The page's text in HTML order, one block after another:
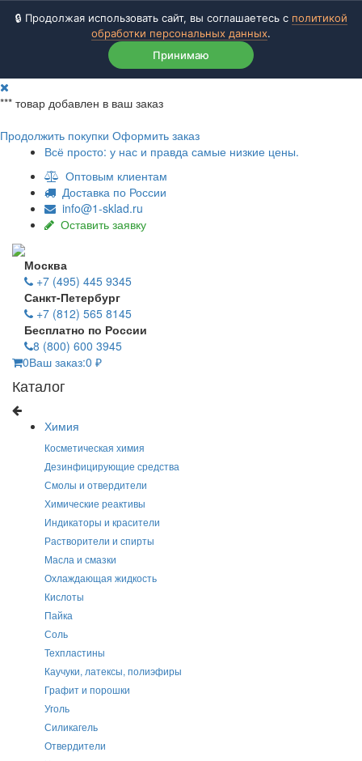
🔒 Продолжая использовать сайт, вы соглашаетесь с политикой
обработки персональных данных.
Принимаю
*** товар добавлен в ваш заказ
Продолжить покупки Оформить заказ
Всё просто: у нас и правда самые низкие цены.
Оптовым клиентам
Доставка по России
info@1-sklad.ru
Оставить заявку
Москва
+7 (495) 445 9345
Санкт-Петербург
+7 (812) 565 8145
Бесплатно по России
8 (800) 600 3945
0Ваш заказ:0 ₽
Каталог
Химия
Косметическая химия
Дезинфицирующие средства
Смолы и отвердители
Химические реактивы
Индикаторы и красители
Растворители и спирты
Масла и смазки
Охлаждающая жидкость
Кислоты
Пайка
Соль
Техпластины
Каучуки, латексы, полиэфиры
Графит и порошки
Уголь
Силикагель
Отвердители